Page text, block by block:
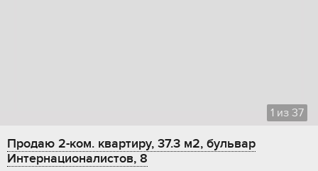
1 из 37
Продаю 2-ком. квартиру, 37.3 м2, бульвар
Интернационалистов, 8